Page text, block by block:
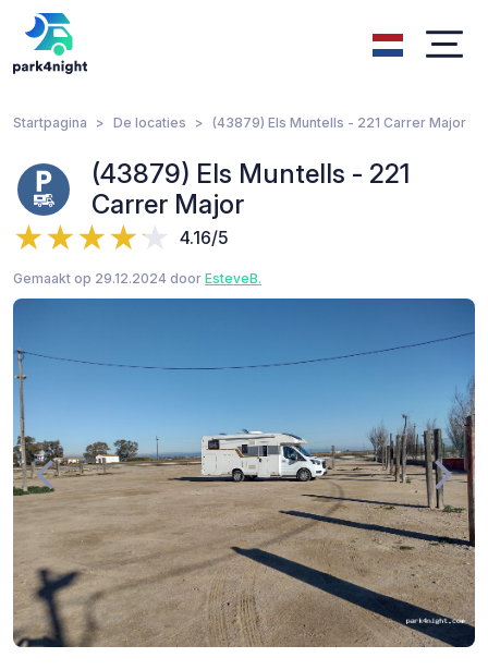
Startpagina De locaties (43879) Els Muntells - 221 Carrer Major
(43879) Els Muntells - 221
Carrer Major
4.16/5
Gemaakt op 29.12.2024 door EsteveB.